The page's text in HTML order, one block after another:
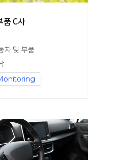
품 C사
차 및 부품